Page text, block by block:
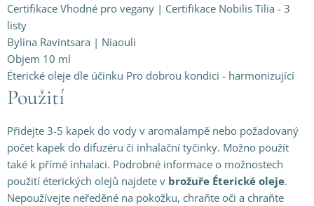
Certifikace Vhodné pro vegany | Certifikace Nobilis Tilia - 3
listy
Bylina Ravintsara | Niaouli
Objem 10 ml
Éterické oleje dle účinku Pro dobrou kondici - harmonizující
Použití
Přidejte 3-5 kapek do vody v aromalampě nebo požadovaný
počet kapek do difuzéru či inhalační tyčinky. Možno použít
také k přímé inhalaci. Podrobné informace o možnostech
použití éterických olejů najdete v brožuře Éterické oleje.
Nepoužívejte neředěné na pokožku, chraňte oči a chraňte